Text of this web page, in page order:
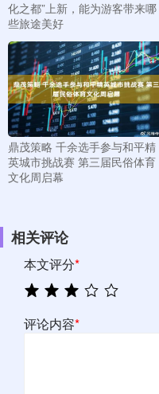
化之都”上新，能为游客带来哪
些旅途美好
鼎茂策略 千余选手参与和平精
英城市挑战赛 第三届民俗体育
文化周启幕
相关评论
本文评分*
评论内容*